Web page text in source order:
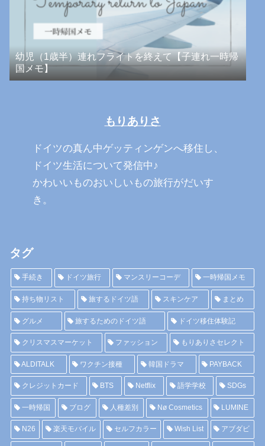
幼児（1歳半）連れフライトを終えて【子連れ一時帰
国メモ】
もりありさ
ドイツの真ん中ゲッティンゲンへ移住し、
ドイツ生活について発信中♪
かわいいものおいしいもの旅行がだいす
き。
タグ
手続き ドイツ旅行 マンスリーコーデ 一時帰国メモ
持ち物リスト 旅するドイツ語 スキンケア まとめ
グルメ 旅するためのドイツ語 ドイツ移住体験記
クリスマスマーケット ファッション もりありさセレクト
ALDITALK ワクチン接種 韓国ドラマ PAYBACK
クレジットカード BTS Netflix 語学学校 SDGs
一時帰国 ブログ 人種差別 Nø Cosmetics LUMINE
N26 楽天モバイル セルフカラー Wish List アブダビ